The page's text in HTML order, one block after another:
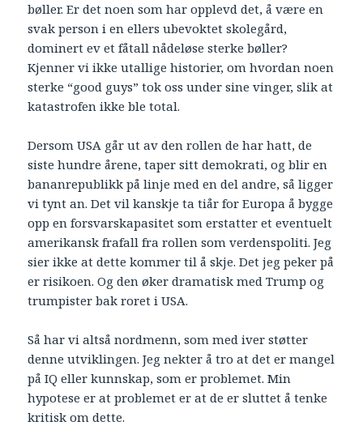
bøller. Er det noen som har opplevd det, å være en
svak person i en ellers ubevoktet skolegård,
dominert ev et fåtall nådeløse sterke bøller?
Kjenner vi ikke utallige historier, om hvordan noen
sterke “good guys” tok oss under sine vinger, slik at
katastrofen ikke ble total.
Dersom USA går ut av den rollen de har hatt, de
siste hundre årene, taper sitt demokrati, og blir en
bananrepublikk på linje med en del andre, så ligger
vi tynt an. Det vil kanskje ta tiår for Europa å bygge
opp en forsvarskapasitet som erstatter et eventuelt
amerikansk frafall fra rollen som verdenspoliti. Jeg
sier ikke at dette kommer til å skje. Det jeg peker på
er risikoen. Og den øker dramatisk med Trump og
trumpister bak roret i USA.
Så har vi altså nordmenn, som med iver støtter
denne utviklingen. Jeg nekter å tro at det er mangel
på IQ eller kunnskap, som er problemet. Min
hypotese er at problemet er at de er sluttet å tenke
kritisk om dette.